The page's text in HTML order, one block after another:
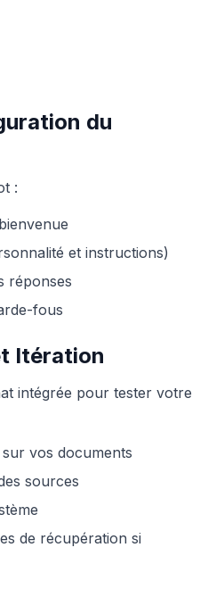
du
:
et instructions)
réponses
fous
Itération
intégrée pour tester votre
vos documents
sources
de récupération si